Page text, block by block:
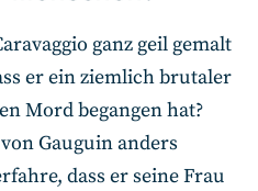
ganz geil gemalt
er ein ziemlich brutaler
Mord begangen hat?
Gauguin anders
dass er seine Frau